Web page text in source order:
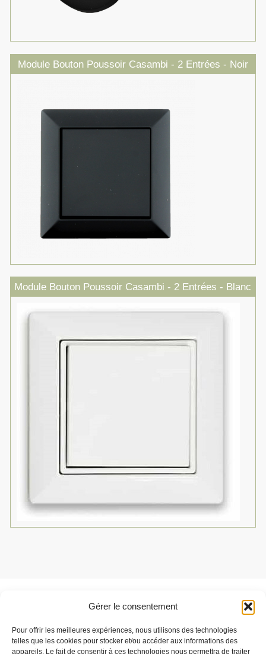
Gérer le consentement
Pour offrir les meilleures expériences, nous utilisons des technologies
telles que les cookies pour stocker et/ou accéder aux informations des
appareils. Le fait de consentir à ces technologies nous permettra de traiter
Module Bouton Poussoir Casambi - 2 Entrées - Noir
Module Bouton Poussoir Casambi - 2 Entrées - Blanc
Parlez-nous de votre projet